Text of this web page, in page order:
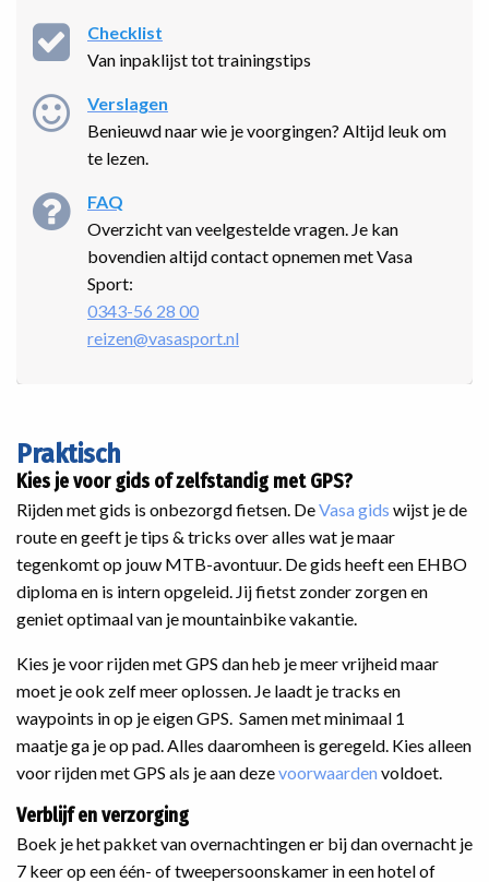
Checklist
Van inpaklijst tot trainingstips
Verslagen
Benieuwd naar wie je voorgingen? Altijd leuk om
te lezen.
FAQ
Overzicht van veelgestelde vragen. Je kan
bovendien altijd contact opnemen met Vasa
Sport:
0343-56 28 00
reizen@vasasport.nl
Praktisch
Kies je voor gids of zelfstandig met GPS?
Rijden met gids is onbezorgd fietsen. DeVasa gids wijst je de
route en geeft je tips & tricks over alles wat je maar
tegenkomt op jouw MTB-avontuur. De gids heeft een EHBO
diploma en is intern opgeleid. Jij fietst zonder zorgen en
geniet optimaal van je mountainbike vakantie.
Kies je voor rijden met GPS dan heb je meer vrijheid maar
moet je ook zelf meer oplossen. Je laadt je tracks en
waypoints in op je eigen GPS. Samen met minimaal 1
maatje ga je op pad. Alles daaromheen is geregeld. Kies alleen
voor rijden met GPS als je aan dezevoorwaarden voldoet.
Verblijf en verzorging
Boek je het pakket van overnachtingen er bij dan overnacht je
7 keer op een één- of tweepersoonskamer in een hotel of